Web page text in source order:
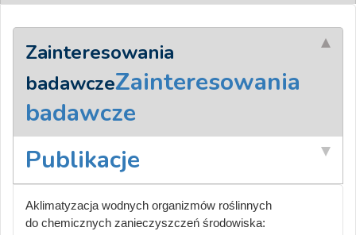
Zainteresowania
badawczeZainteresowania
badawcze
Publikacje
Aklimatyzacja wodnych organizmów roślinnych
do chemicznych zanieczyszczeń środowiska: